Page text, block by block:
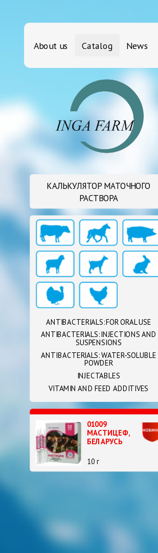
About us Catalog News
КАЛЬКУЛЯТОР МАТОЧНОГО
РАСТВОРА
ANTIBACTERIALS: FOR ORAL USE
ANTIBACTERIALS: INJECTIONS AND
SUSPENSIONS
ANTIBACTERIALS: WATER-SOLUBLE
POWDER
INJECTABLES
VITAMIN AND FEED ADDITIVES
01009
МАСТИЦЕФ,
БЕЛАРУСЬ
10 г